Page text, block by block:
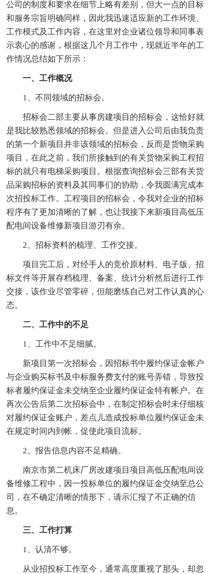
公司的制度和要求在细节上略有差别，但大一点的目标
和服务宗旨明确同样，因此我迅速适应新的工作环境、
工作模式及工作内容，在这里对企业诸位领导和同事表
示衷心的感谢，根据这几个月工作中，现就近半年的工
作情况总结如下所示：
一、工作概况
1、不同领域的招标会。
招标会二部主要从事房建项目的招标会，这恰好就
是我比较熟悉领域的招标会。但是进入公司后由我负责
的第一个新项目并非该领域的招标会，反而是货物采购
项目，在此之前，我们所接触到的有关货物采购工程招
标的就只有电梯采购项目。根据查询招标会三部有关货
品采购招标的资料及其同事们的协助，令我圆满完成本
次招投标工作。工程项目的招标会，令我对企业的招标
程序有了更加清晰的了解，也让我接下来新项目高低压
配电间设备维修新项目游刃有余。
2、招标资料的梳理、工作交接。
项目完工后，对经手人的竞价原材料、电子版、招
标文件等开展存档梳理、备案、统计分析然后进行工作
交接，该作业尽管零碎，但能磨练自己对工作认真的心
态。
二、工作中的不足
1、工作中不足细腻。
新项目第一次招标会，因招标书中履约保证金帐户
与企业购买标书及中标服务费支付的账号弄错，导致投
标者履约保证金未交纳至企业履约保证金特有帐户。在
再次公告后第二次招标会中，在制定招标会时未仔细核
对履约保证金账户，差点儿造成投标单位履约保证金未
在规定时间内到帐，促使此项目流标。
2、报告信息内容不足精确。
南京市第二机床厂房改建项目项目高低压配电间设
备维修工程中，因一投标单位的履约保证金交纳至总公
司，在不确定清晰的情形下，请示汇报了不正确的信
息。
三、工作打算
1、认清不够。
从业招投标工作至今，通常高度重视了那头，却忽